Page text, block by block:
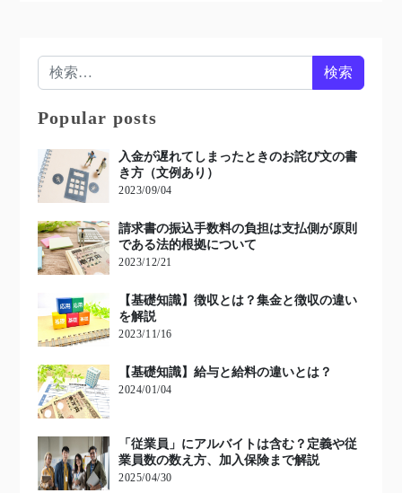
検索:
Popular posts
入金が遅れてしまったときのお詫び文の書
き方（文例あり）
2023/09/04
請求書の振込手数料の負担は支払側が原則
である法的根拠について
2023/12/21
【基礎知識】徴収とは？集金と徴収の違い
を解説
2023/11/16
【基礎知識】給与と給料の違いとは？
2024/01/04
「従業員」にアルバイトは含む？定義や従
業員数の数え方、加入保険まで解説
2025/04/30